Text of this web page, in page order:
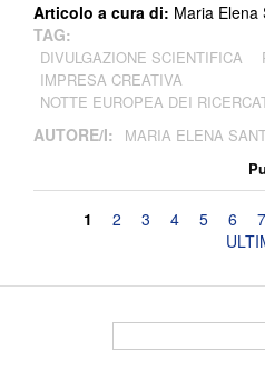
Articolo a cura di: Maria Elena
TAG:
DIVULGAZIONE SCIENTIFICA
IMPRESA CREATIVA
NOTTE EUROPEA DEI
AUTORE/I: MARIA ELENA
Pagine
1 2 3 4 5 6 7